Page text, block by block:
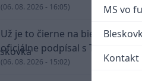
MS vo
Kontakt
(06. 08. 2026 - 16:05)
Už je to čierne na bielom:
oficiálne podpísal s
(06. 08. 2026 - 15:02)